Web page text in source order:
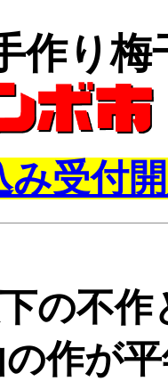
作り梅
み受付
の不
作が